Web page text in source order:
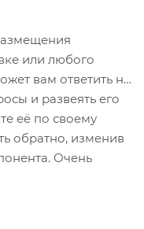
или любого
вам ответить на
и развеять его
её по своему
обратно, изменив
Очень